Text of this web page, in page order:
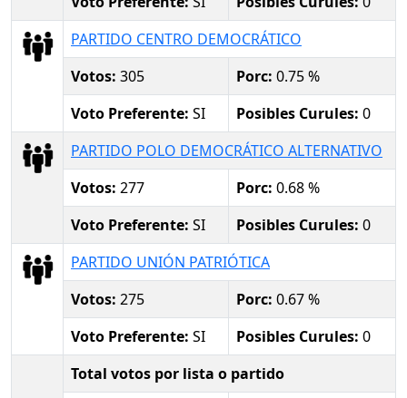
PARTIDO CENTRO DEMOCRÁTICO
Votos: 305 Porc: 0.75 %
Voto Preferente: SI Posibles Curules: 0
PARTIDO POLO DEMOCRÁTICO ALTERNATIVO
Votos: 277 Porc: 0.68 %
Voto Preferente: SI Posibles Curules: 0
PARTIDO UNIÓN PATRIÓTICA
Votos: 275 Porc: 0.67 %
Voto Preferente: SI Posibles Curules: 0
Total votos por lista o partido